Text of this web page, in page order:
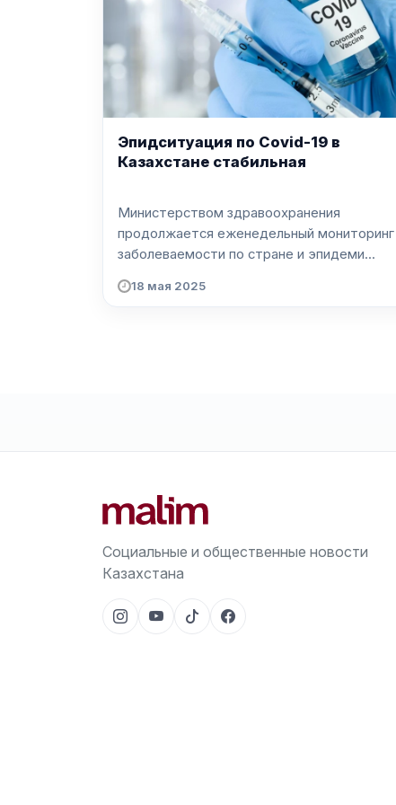
Эпидситуация по Covid-19 в
Казахстане стабильная
Министерством здравоохранения
продолжается еженедельный мониторинг
заболеваемости по стране и эпидеми...
18 мая 2025
Социальные и общественные новости
Казахстана